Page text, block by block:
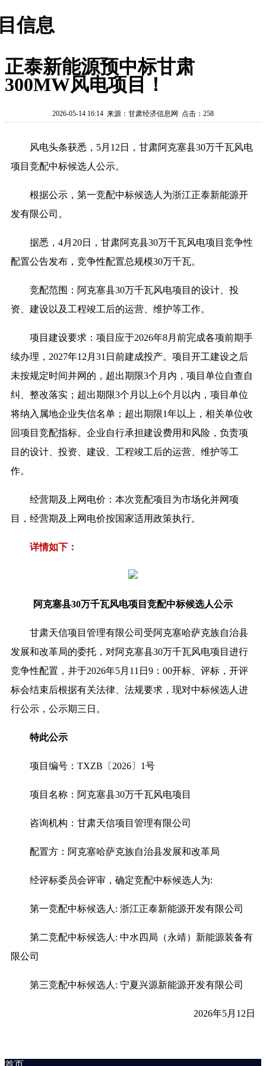
信息
正泰新能源预中标甘肃
300MW风电项目！
2026-05-14 16:14 来源：甘肃经济信息网 点击：258
风电头条获悉，5月12日，甘肃阿克塞县30万千瓦风电
项目竞配中标候选人公示。
根据公示，第一竞配中标候选人为浙江正泰新能源开
发有限公司。
据悉，4月20日，甘肃阿克县30万千瓦风电项目竞争性
配置公告发布，竞争性配置总规模30万千瓦。
竞配范围：阿克塞县30万千瓦风电项目的设计、投
资、建设以及工程竣工后的运营、维护等工作。
项目建设要求：项目应于2026年8月前完成各项前期手
续办理，2027年12月31日前建成投产。项目开工建设之后
未按规定时间并网的，超出期限3个月内，项目单位自查自
纠、整改落实；超出期限3个月以上6个月以内，项目单位
将纳入属地企业失信名单；超出期限1年以上，相关单位收
回项目竞配指标。企业自行承担建设费用和风险，负责项
目的设计、投资、建设、工程竣工后的运营、维护等工
作。
经营期及上网电价：本次竞配项目为市场化并网项
目，经营期及上网电价按国家适用政策执行。
详情如下：
阿克塞县30万千瓦风电项目竞配中标候选人公示
甘肃天信项目管理有限公司受阿克塞哈萨克族自治县
发展和改革局的委托，对阿克塞县30万千瓦风电项目进行
竞争性配置，并于2026年5月11日9：00开标、评标，开评
标会结束后根据有关法律、法规要求，现对中标候选人进
行公示，公示期三日。
特此公示
项目编号：TXZB〔2026〕1号
项目名称：阿克塞县30万千瓦风电项目
咨询机构：甘肃天信项目管理有限公司
配置方：阿克塞哈萨克族自治县发展和改革局
经评标委员会评审，确定竞配中标候选人为:
第一竞配中标候选人: 浙江正泰新能源开发有限公司
第二竞配中标候选人: 中水四局（永靖）新能源装备有
限公司
第三竞配中标候选人: 宁夏兴源新能源开发有限公司
2026年5月12日